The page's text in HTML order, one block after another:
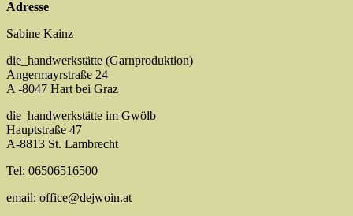
Adresse
Sabine Kainz
die_handwerkstätte (Garnproduktion)
Angermayrstraße 24
A -8047 Hart bei Graz
die_handwerkstätte im Gwölb
Hauptstraße 47
A-8813 St. Lambrecht
Tel: 06506516500
email: office@dejwoin.at